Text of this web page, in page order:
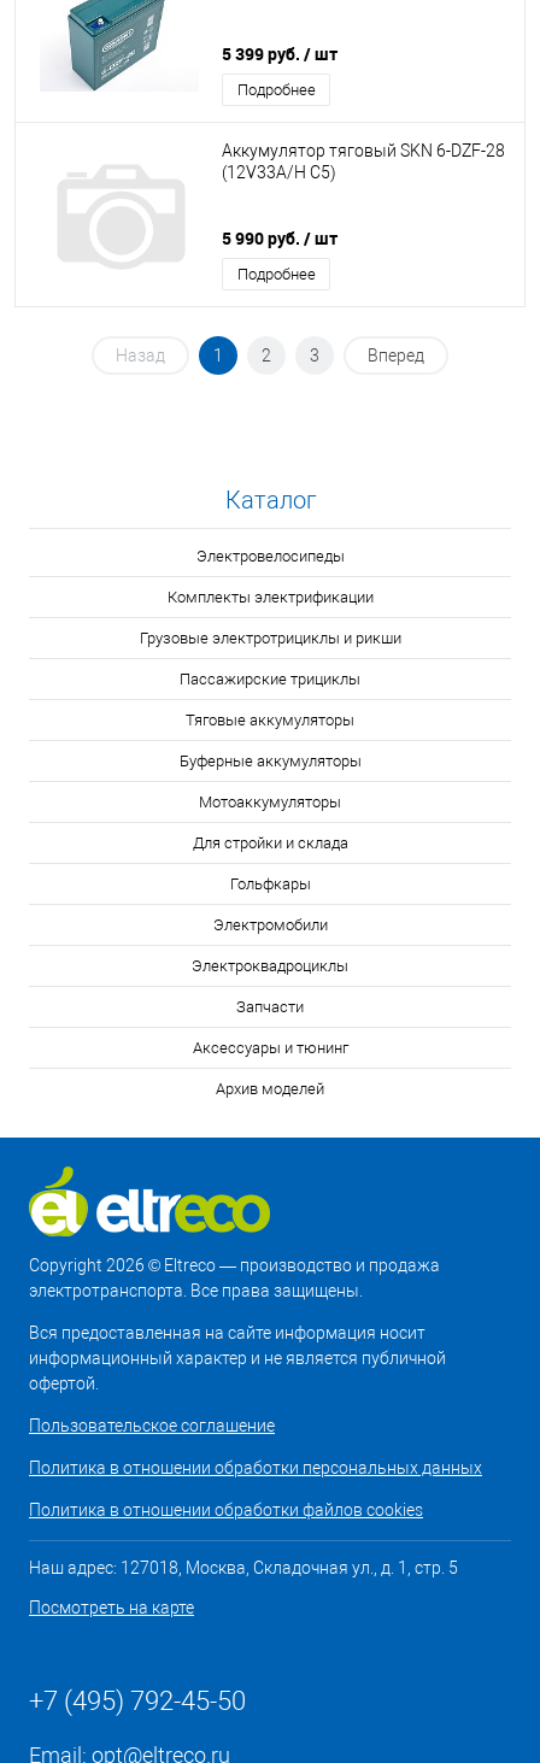
5 399 руб. / шт
Подробнее
Аккумулятор тяговый SKN 6-DZF-28
(12V33A/H C5)
5 990 руб. / шт
Подробнее
Назад 1 2 3 Вперед
Каталог
Электровелосипеды
Комплекты электрификации
Грузовые электротрициклы и рикши
Пассажирские трициклы
Тяговые аккумуляторы
Буферные аккумуляторы
Мотоаккумуляторы
Для стройки и склада
Гольфкары
Электромобили
Электроквадроциклы
Запчасти
Аксессуары и тюнинг
Архив моделей
Copyright 2026 © Eltreco — производство и продажа
электротранспорта. Все права защищены.
Вся предоставленная на сайте информация носит
информационный характер и не является публичной
офертой.
Пользовательское соглашение
Политика в отношении обработки персональных данных
Политика в отношении обработки файлов cookies
Наш адрес: 127018, Москва, Складочная ул., д. 1, стр. 5
Посмотреть на карте
+7 (495) 792-45-50
Email: opt@eltreco.ru